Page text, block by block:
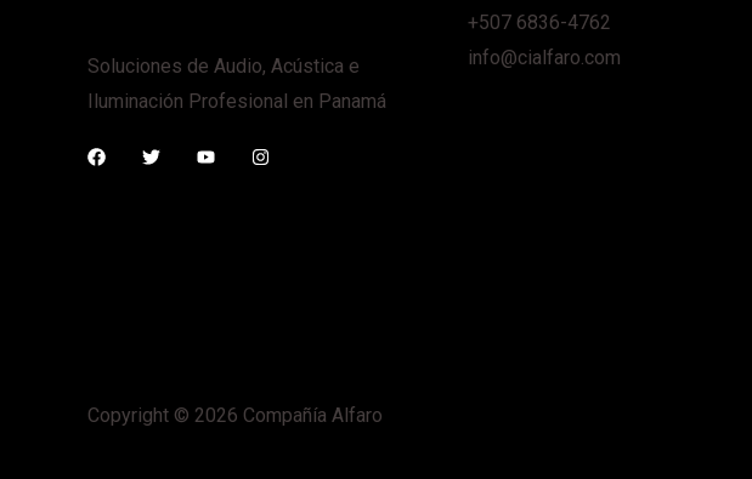
Soluciones de Audio, Acústica e
Iluminación Profesional en Panamá
+507 6836-4762
info@cialfaro.com
Copyright © 2026 Compañía Alfaro